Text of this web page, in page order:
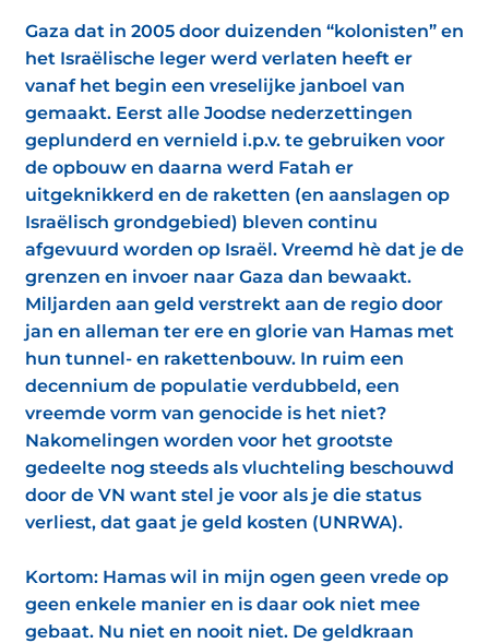
Gaza dat in 2005 door duizenden “kolonisten” en
het Israëlische leger werd verlaten heeft er
vanaf het begin een vreselijke janboel van
gemaakt. Eerst alle Joodse nederzettingen
geplunderd en vernield i.p.v. te gebruiken voor
de opbouw en daarna werd Fatah er
uitgeknikkerd en de raketten (en aanslagen op
Israëlisch grondgebied) bleven continu
afgevuurd worden op Israël. Vreemd hè dat je de
grenzen en invoer naar Gaza dan bewaakt.
Miljarden aan geld verstrekt aan de regio door
jan en alleman ter ere en glorie van Hamas met
hun tunnel- en rakettenbouw. In ruim een
decennium de populatie verdubbeld, een
vreemde vorm van genocide is het niet?
Nakomelingen worden voor het grootste
gedeelte nog steeds als vluchteling beschouwd
door de VN want stel je voor als je die status
verliest, dat gaat je geld kosten (UNRWA).
Kortom: Hamas wil in mijn ogen geen vrede op
geen enkele manier en is daar ook niet mee
gebaat. Nu niet en nooit niet. De geldkraan